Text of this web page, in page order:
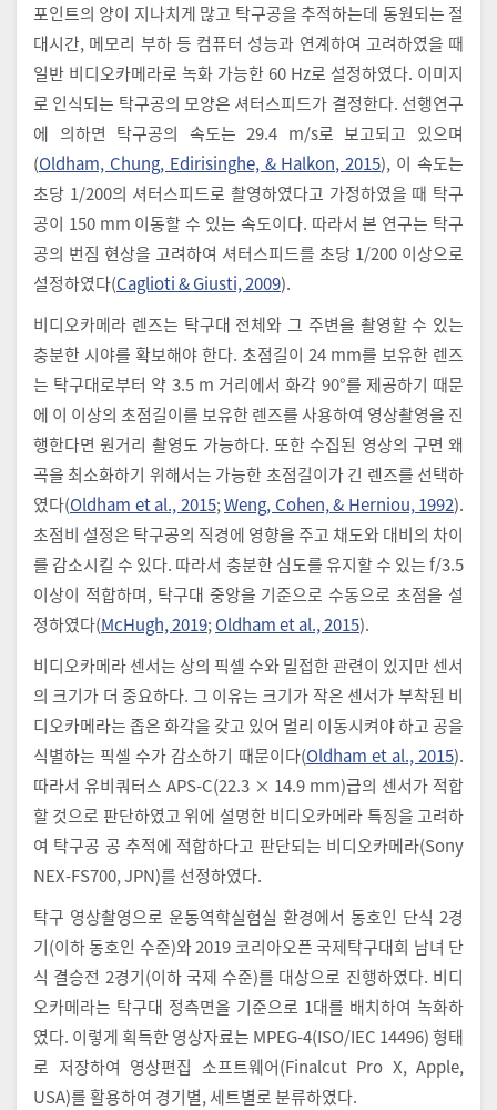
포인트의 양이 지나치게 많고 탁구공을 추적하는데 동원되는 절
대시간, 메모리 부하 등 컴퓨터 성능과 연계하여 고려하였을 때
일반 비디오카메라로 녹화 가능한 60 Hz로 설정하였다. 이미지
로 인식되는 탁구공의 모양은 셔터스피드가 결정한다. 선행연구
에 의하면 탁구공의 속도는 29.4 m/s로 보고되고 있으며
(Oldham, Chung, Edirisinghe, & Halkon, 2015), 이 속도는
초당 1/200의 셔터스피드로 촬영하였다고 가정하였을 때 탁구
공이 150 mm 이동할 수 있는 속도이다. 따라서 본 연구는 탁구
공의 번짐 현상을 고려하여 셔터스피드를 초당 1/200 이상으로
설정하였다(Caglioti & Giusti, 2009).
비디오카메라 렌즈는 탁구대 전체와 그 주변을 촬영할 수 있는
충분한 시야를 확보해야 한다. 초점길이 24 mm를 보유한 렌즈
는 탁구대로부터 약 3.5 m 거리에서 화각 90°를 제공하기 때문
에 이 이상의 초점길이를 보유한 렌즈를 사용하여 영상촬영을 진
행한다면 원거리 촬영도 가능하다. 또한 수집된 영상의 구면 왜
곡을 최소화하기 위해서는 가능한 초점길이가 긴 렌즈를 선택하
였다(Oldham et al., 2015;Weng, Cohen, & Herniou, 1992).
초점비 설정은 탁구공의 직경에 영향을 주고 채도와 대비의 차이
를 감소시킬 수 있다. 따라서 충분한 심도를 유지할 수 있는 f/3.5
이상이 적합하며, 탁구대 중앙을 기준으로 수동으로 초점을 설
정하였다(McHugh, 2019;Oldham et al., 2015).
비디오카메라 센서는 상의 픽셀 수와 밀접한 관련이 있지만 센서
의 크기가 더 중요하다. 그 이유는 크기가 작은 센서가 부착된 비
디오카메라는 좁은 화각을 갖고 있어 멀리 이동시켜야 하고 공을
식별하는 픽셀 수가 감소하기 때문이다(Oldham et al., 2015).
따라서 유비쿼터스 APS-C(22.3 × 14.9 mm)급의 센서가 적합
할 것으로 판단하였고 위에 설명한 비디오카메라 특징을 고려하
여 탁구공 공 추적에 적합하다고 판단되는 비디오카메라(Sony
NEX-FS700, JPN)를 선정하였다.
탁구 영상촬영으로 운동역학실험실 환경에서 동호인 단식 2경
기(이하 동호인 수준)와 2019 코리아오픈 국제탁구대회 남녀 단
식 결승전 2경기(이하 국제 수준)를 대상으로 진행하였다. 비디
오카메라는 탁구대 정측면을 기준으로 1대를 배치하여 녹화하
였다. 이렇게 획득한 영상자료는 MPEG-4(ISO/IEC 14496) 형태
로 저장하여 영상편집 소프트웨어(Finalcut Pro X, Apple,
USA)를 활용하여 경기별, 세트별로 분류하였다.